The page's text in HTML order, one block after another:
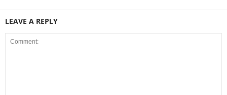
LEAVE A REPLY